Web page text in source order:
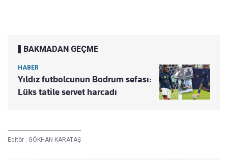
BAKMADAN GEÇME
HABER
Yıldız futbolcunun Bodrum sefası:
Lüks tatile servet harcadı
Editör : GÖKHAN KARATAŞ